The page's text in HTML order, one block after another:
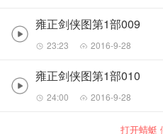
雍正剑侠图第1部009
23:23 2016-9-28
雍正剑侠图第1部010
24:00 2016-9-28
打开蜻蜓